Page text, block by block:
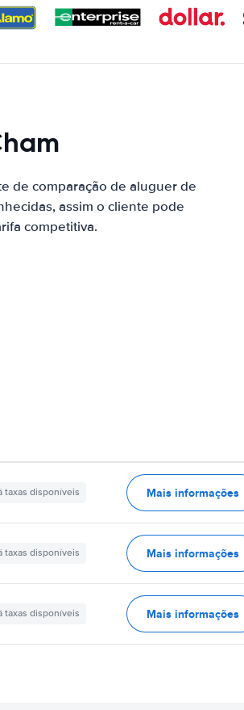
de comparação de aluguer de
assim o cliente pode
competitiva.
taxas disponíveis Mais informações
taxas disponíveis Mais informações
taxas disponíveis Mais informações